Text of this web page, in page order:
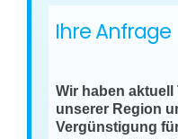
Ihre Anfrage
Wir haben
unserer Region
Vergünstigung